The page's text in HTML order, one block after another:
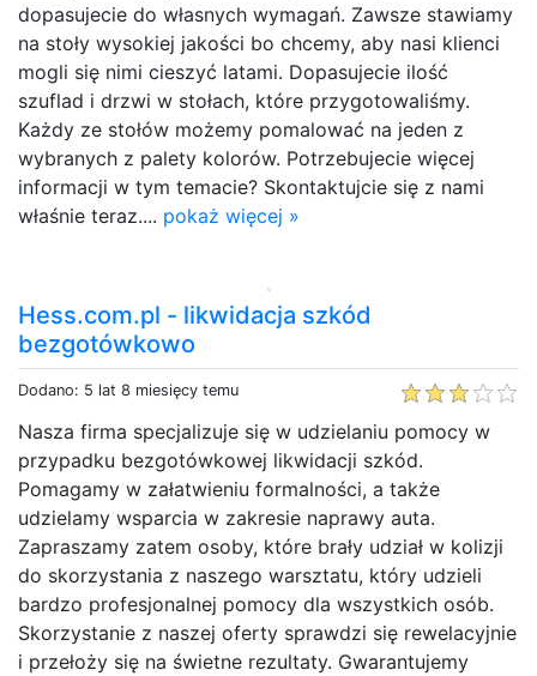
dopasujecie do własnych wymagań. Zawsze stawiamy
na stoły wysokiej jakości bo chcemy, aby nasi klienci
mogli się nimi cieszyć latami. Dopasujecie ilość
szuflad i drzwi w stołach, które przygotowaliśmy.
Każdy ze stołów możemy pomalować na jeden z
wybranych z palety kolorów. Potrzebujecie więcej
informacji w tym temacie? Skontaktujcie się z nami
właśnie teraz.... pokaż więcej »
Hess.com.pl - likwidacja szkód
bezgotówkowo
Dodano: 5 lat 8 miesięcy temu
Nasza firma specjalizuje się w udzielaniu pomocy w
przypadku bezgotówkowej likwidacji szkód.
Pomagamy w załatwieniu formalności, a także
udzielamy wsparcia w zakresie naprawy auta.
Zapraszamy zatem osoby, które brały udział w kolizji
do skorzystania z naszego warsztatu, który udzieli
bardzo profesjonalnej pomocy dla wszystkich osób.
Skorzystanie z naszej oferty sprawdzi się rewelacyjnie
i przełoży się na świetne rezultaty. Gwarantujemy